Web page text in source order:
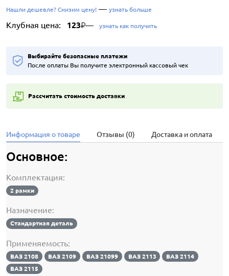
Нашли дешевле? Снизим цену! — узнать больше
Клубная цена: 123₽— узнать как получить
Выбирайте безопасные платежи
После оплаты Вы получите электронный кассовый чек
Рассчитать стоимость доставки
Информация о товаре Отзывы (0) Доставка и оплата
Основное:
Комплектация:
2 рамки
Назначение:
Стандартная деталь
Применяемость:
ВАЗ 2108 ВАЗ 2109 ВАЗ 21099 ВАЗ 2113
ВАЗ 2114
ВАЗ 2115